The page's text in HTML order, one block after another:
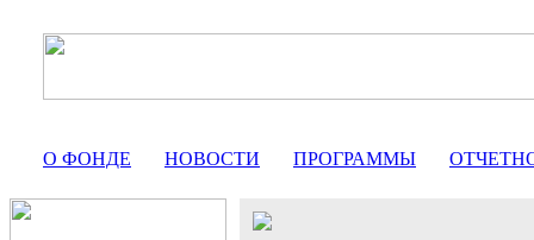
О ФОНДЕ НОВОСТИ ПРОГРАММЫ